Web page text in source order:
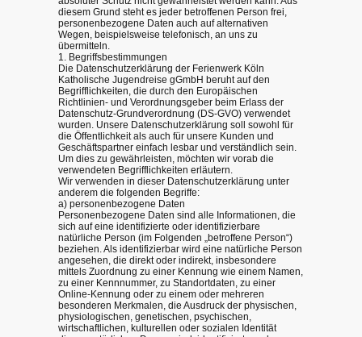
diesem Grund steht es jeder betroffenen Person frei,
personenbezogene Daten auch auf alternativen
Wegen, beispielsweise telefonisch, an uns zu
übermitteln.
1. Begriffsbestimmungen
Die Datenschutzerklärung der Ferienwerk Köln
Katholische Jugendreise gGmbH beruht auf den
Begrifflichkeiten, die durch den Europäischen
Richtlinien- und Verordnungsgeber beim Erlass der
Datenschutz-Grundverordnung (DS-GVO) verwendet
wurden. Unsere Datenschutzerklärung soll sowohl für
die Öffentlichkeit als auch für unsere Kunden und
Geschäftspartner einfach lesbar und verständlich sein.
Um dies zu gewährleisten, möchten wir vorab die
verwendeten Begrifflichkeiten erläutern.
Wir verwenden in dieser Datenschutzerklärung unter
anderem die folgenden Begriffe:
a) personenbezogene Daten
Personenbezogene Daten sind alle Informationen, die
sich auf eine identifizierte oder identifizierbare
natürliche Person (im Folgenden „betroffene Person“)
beziehen. Als identifizierbar wird eine natürliche Person
angesehen, die direkt oder indirekt, insbesondere
mittels Zuordnung zu einer Kennung wie einem Namen,
zu einer Kennnummer, zu Standortdaten, zu einer
Online-Kennung oder zu einem oder mehreren
besonderen Merkmalen, die Ausdruck der physischen,
physiologischen, genetischen, psychischen,
wirtschaftlichen, kulturellen oder sozialen Identität